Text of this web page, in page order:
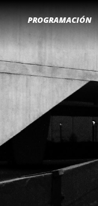
PROGRAMACIÓN